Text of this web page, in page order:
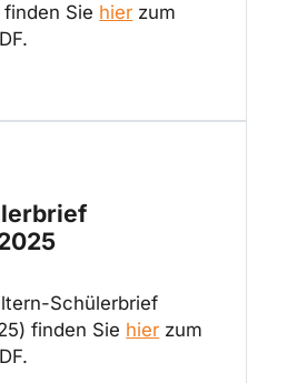
Sie hier zum
Schülerbrief
finden Sie hier zum